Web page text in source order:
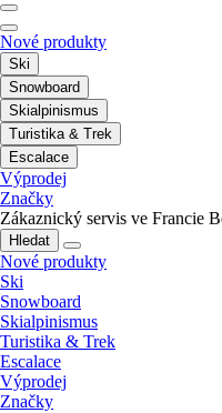
Nové produkty
Ski
Snowboard
Skialpinismus
Turistika & Trek
Escalace
Výprodej
Značky
Zákaznický servis ve Francie
Hledat
Nové produkty
Ski
Snowboard
Skialpinismus
Turistika & Trek
Escalace
Výprodej
Značky